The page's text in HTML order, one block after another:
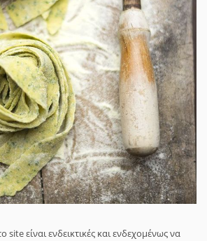
είναι ενδεικτικές και ενδεχομένως να